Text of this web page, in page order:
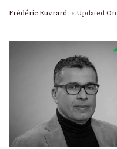
Frédéric Euvrard Updated On